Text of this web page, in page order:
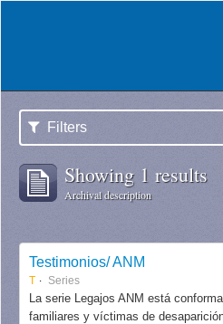
Filters
Showing 1 results
Archival description
Testimonios/ ANM
T Series
La serie Legajos ANM está
familiares y víctimas de